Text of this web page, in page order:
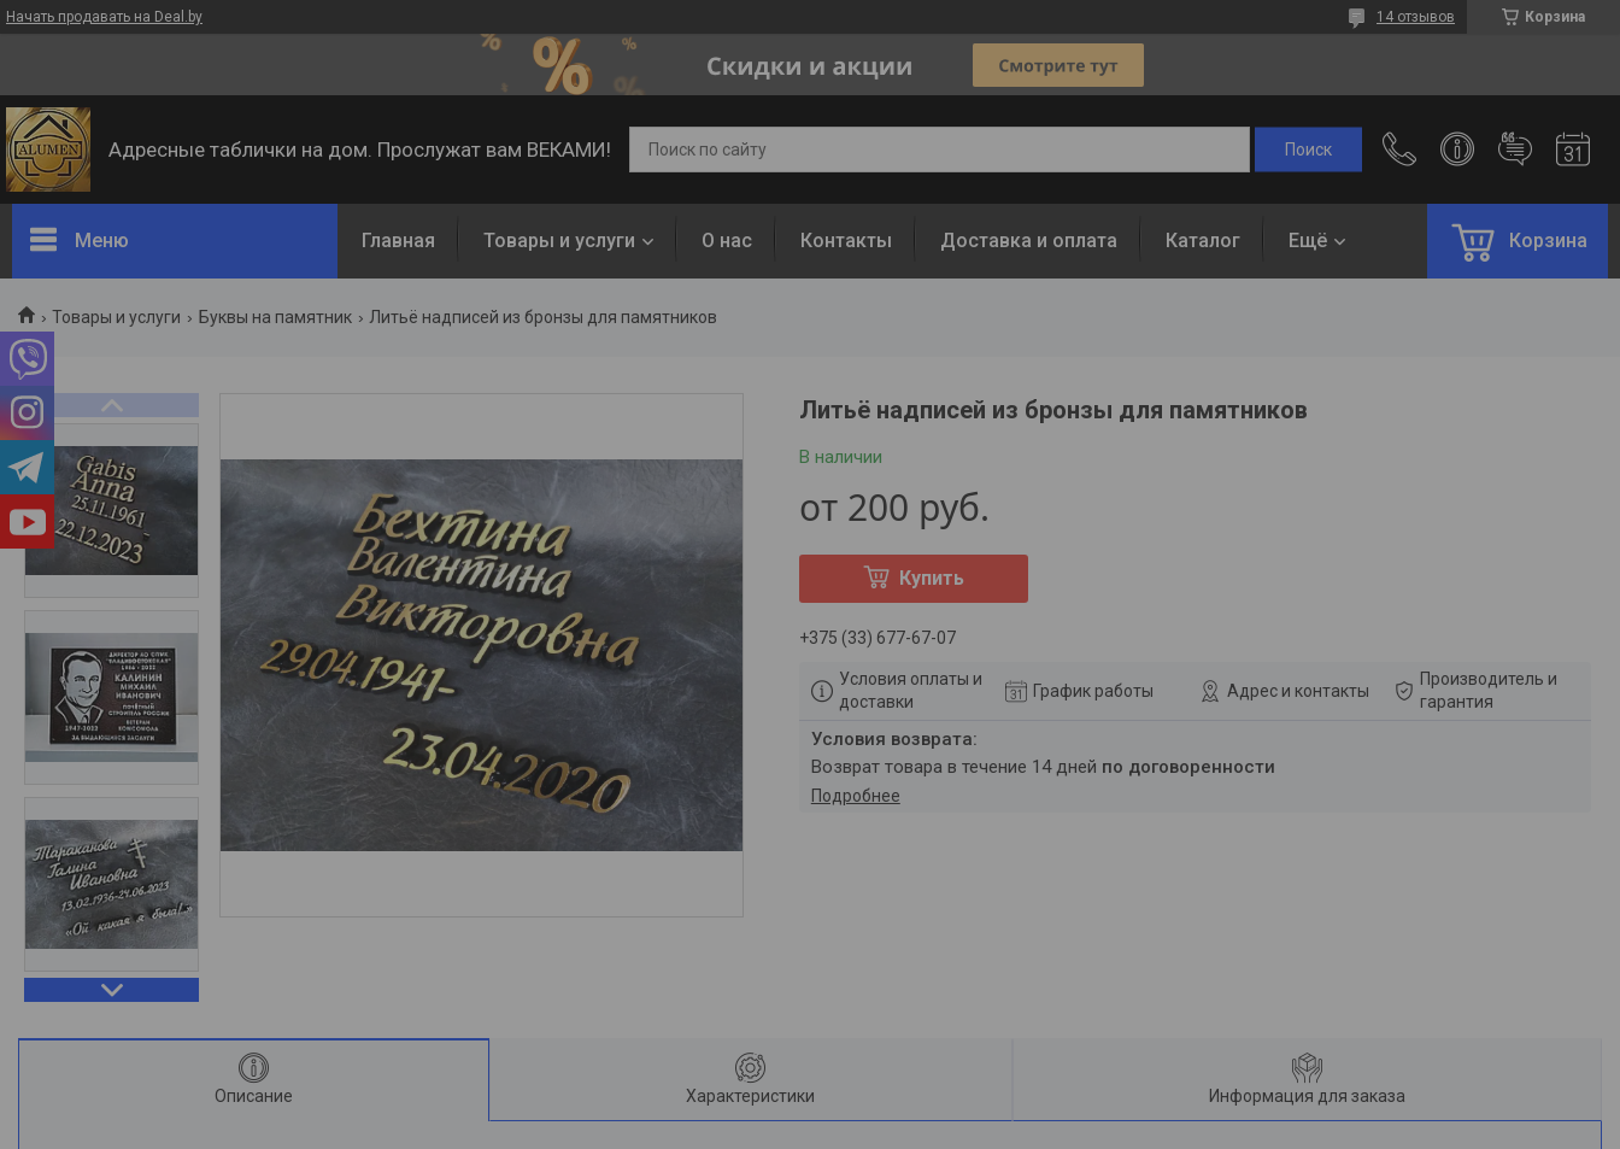
Начать продавать на Deal.by Корзина
14 отзывов
Адресные таблички на дом. Прослужат вам ВЕКАМИ!
Меню Главная Товары и услуги О нас Контакты Доставка и оплата Каталог Ещё Корзина
Товары и услуги Буквы на памятник Литьё надписей из бронзы для памятников
Литьё надписей из бронзы для памятников
В наличии
от 200 руб.
Купить
+375 (33) 677-67-07
Условия оплаты и
доставки
График работы Адрес и контакты
Производитель и
гарантия
возврат товара в течение 14 дней по договоренности
Подробнее
Описание Характеристики Информация для заказа